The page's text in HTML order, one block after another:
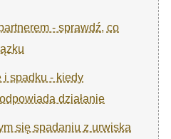
- sprawdź, co
i spadku - kiedy
działanie
się spadaniu z urwiska